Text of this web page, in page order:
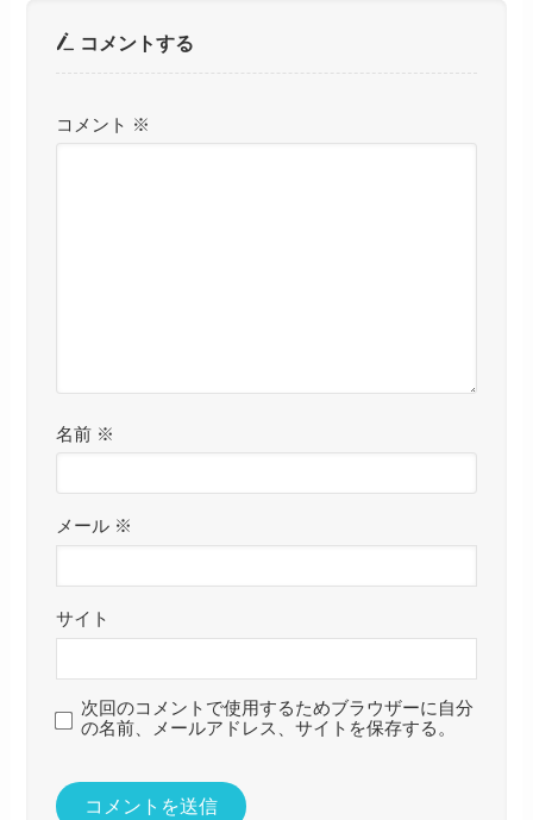
コメントする
コメント ※
名前 ※
メール ※
サイト
次回のコメントで使用するためブラウザーに自分
の名前、メールアドレス、サイトを保存する。